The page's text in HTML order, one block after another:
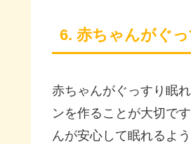
6. 赤ちゃんがぐ
赤ちゃんがぐっすり眠
ンを作ることが大切で
んが安心して眠れるよ